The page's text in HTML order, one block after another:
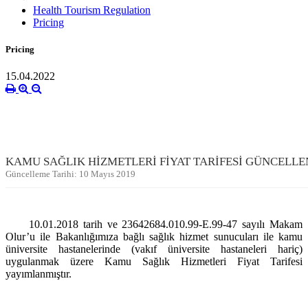
Health Tourism Regulation
Pricing
Pricing
15.04.2022
KAMU SAĞLIK HİZMETLERİ FİYAT TARİFESİ
Güncelleme Tarihi: 10 Mayıs 2019
10.01.2018 tarih ve 23642684.010.99-E.99-47 sayılı Makam
Olur’u ile Bakanlığımıza bağlı sağlık hizmet sunucuları ile kamu
üniversite hastanelerinde (vakıf üniversite hastaneleri hariç)
uygulanmak üzere Kamu Sağlık Hizmetleri Fiyat Tarifesi
yayımlanmıştır.